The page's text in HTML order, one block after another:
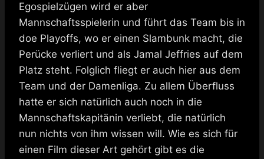
Egospielzügen wird er aber
Mannschaftsspielerin und führt das Team bis in
doe Playoffs, wo er einen Slambunk macht, die
Perücke verliert und als Jamal Jeffries auf dem
Platz steht. Folglich fliegt er auch hier aus dem
Team und der Damenliga. Zu allem Überfluss
hatte er sich natürlich auch noch in die
Mannschaftskapitänin verliebt, die natürlich
nun nichts von ihm wissen will. Wie es sich für
einen Film dieser Art gehört gibt es die